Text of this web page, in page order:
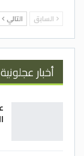
السابق التالي
أخبار عجلونية